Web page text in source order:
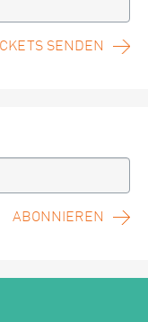
SENDEN
ABONNIEREN